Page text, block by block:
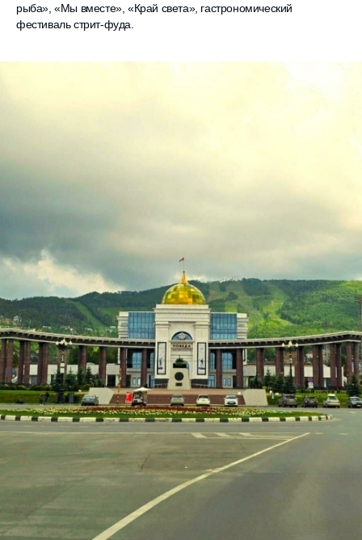
рыба», «Мы вместе», «Край света», гастрономический
фестиваль стрит-фуда.